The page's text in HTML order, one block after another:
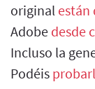
original están
Adobe desde
Incluso la
Podéis